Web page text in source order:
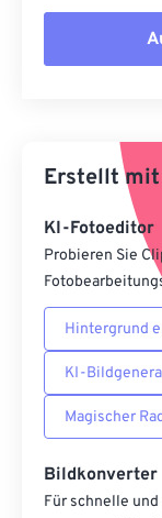
Aus
Als
Erstellt mit
KI-Fotoeditor
Probieren Sie
Hintergrund
KI-
Magischer
Bildkonverter
Für schnelle